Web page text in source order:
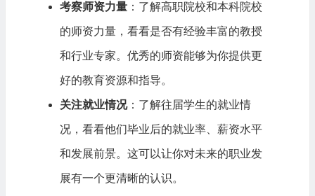
考察师资力量：了解高职院校和本科院校
的师资力量，看看是否有经验丰富的教授
和行业专家。优秀的师资能够为你提供更
好的教育资源和指导。
关注就业情况：了解往届学生的就业情
况，看看他们毕业后的就业率、薪资水平
和发展前景。这可以让你对未来的职业发
展有一个更清晰的认识。